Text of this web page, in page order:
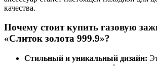
качества.
Почему стоит купить газовую
«Слиток золота 999.9»?
Стильный и уникальный дизайн: